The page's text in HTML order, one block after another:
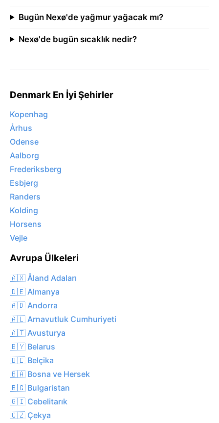
Bugün Nexø'de yağmur yağacak mı?
Nexø'de bugün sıcaklık nedir?
Denmark En İyi Şehirler
Kopenhag
Århus
Odense
Aalborg
Frederiksberg
Esbjerg
Randers
Kolding
Horsens
Vejle
Avrupa Ülkeleri
🇦🇽 Åland Adaları
🇩🇪 Almanya
🇦🇩 Andorra
🇦🇱 Arnavutluk Cumhuriyeti
🇦🇹 Avusturya
🇧🇾 Belarus
🇧🇪 Belçika
🇧🇦 Bosna ve Hersek
🇧🇬 Bulgaristan
🇬🇮 Cebelitarık
🇨🇿 Çekya